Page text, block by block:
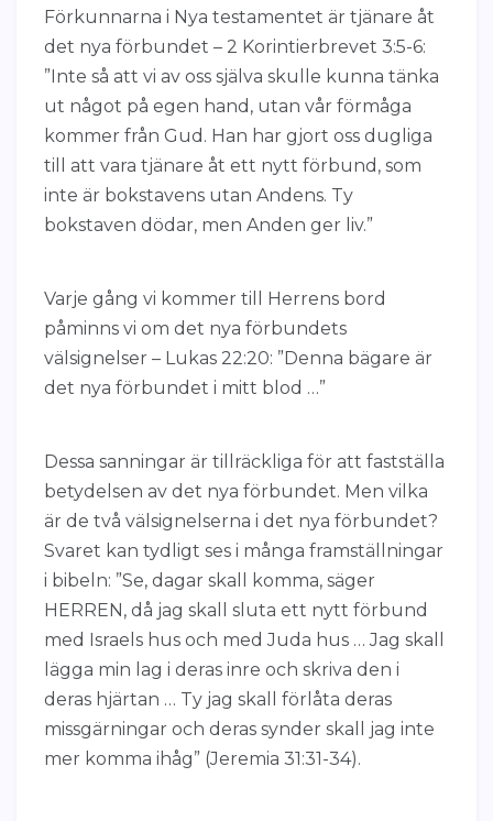
Förkunnarna i Nya testamentet är tjänare åt
det nya förbundet – 2 Korintierbrevet 3:5-6:
”Inte så att vi av oss själva skulle kunna tänka
ut något på egen hand, utan vår förmåga
kommer från Gud. Han har gjort oss dugliga
till att vara tjänare åt ett nytt förbund, som
inte är bokstavens utan Andens. Ty
bokstaven dödar, men Anden ger liv.”
Varje gång vi kommer till Herrens bord
påminns vi om det nya förbundets
välsignelser – Lukas 22:20: ”Denna bägare är
det nya förbundet i mitt blod …”
Dessa sanningar är tillräckliga för att fastställa
betydelsen av det nya förbundet. Men vilka
är de två välsignelserna i det nya förbundet?
Svaret kan tydligt ses i många framställningar
i bibeln: ”Se, dagar skall komma, säger
HERREN, då jag skall sluta ett nytt förbund
med Israels hus och med Juda hus … Jag skall
lägga min lag i deras inre och skriva den i
deras hjärtan … Ty jag skall förlåta deras
missgärningar och deras synder skall jag inte
mer komma ihåg” (Jeremia 31:31-34).